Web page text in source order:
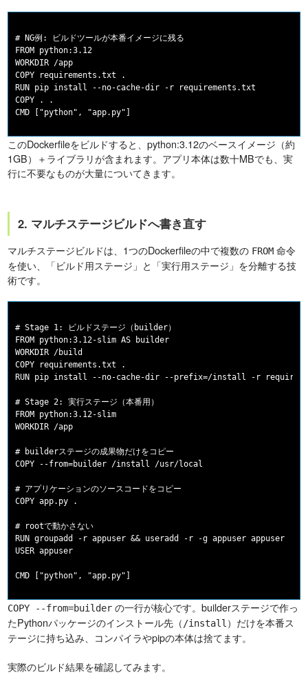
# NG例: ビルドツールが本番イメージに残る
FROM python:3.12
WORKDIR /app
COPY requirements.txt .
RUN pip install --no-cache-dir -r requirements.txt
COPY . .
このDockerfileをビルドすると、python:3.12のベースイメージ（約
1GB）＋ライブラリが含まれます。アプリ本体は数十MBでも、実
行に不要なものが大量についてきます。
2. マルチステージビルドへ書き直す
マルチステージビルドは、1つのDockerfileの中で複数の FROM 命令
を使い、「ビルド用ステージ」と「実行用ステージ」を分離する技
術です。
# Stage 1: ビルドステージ（builder）
FROM python:3.12-slim AS builder
WORKDIR /build
COPY requirements.txt .
RUN pip install --no-cache-dir --prefix=/install -r
# Stage 2: 実行ステージ（本番用）
FROM python:3.12-slim
WORKDIR /app
# builderステージの成果物だけをコピー
COPY --from=builder /install /usr/local
# アプリケーションのソースコードをコピー
COPY app.py .
# rootで動かさない
RUN groupadd -r appuser && useradd -r -g appuser appuser
USER appuser
COPY --from=builder の一行が核心です。builderステージで作っ
たPythonパッケージのインストール先（ /install ）だけを本番ス
テージに持ち込み、コンパイラやpipの本体は捨てます。
実際のビルド結果を確認してみます。